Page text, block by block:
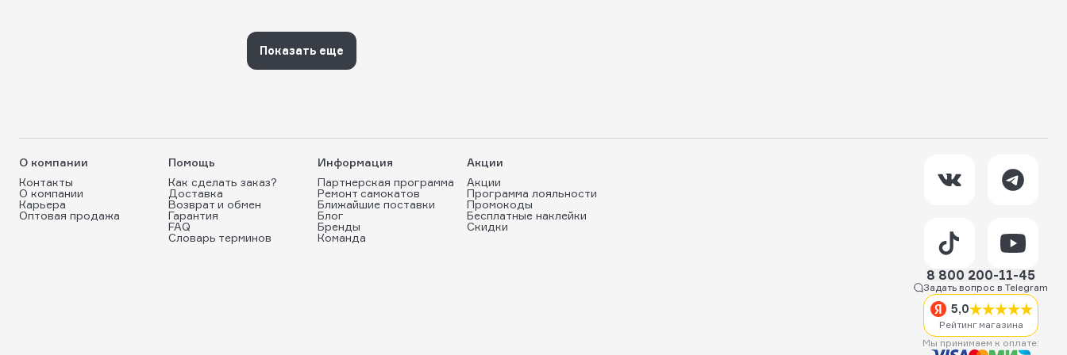
Показать еще
О компании
Контакты
О компании
Карьера
Оптовая продажа
Помощь
Как сделать заказ?
Доставка
Возврат и обмен
Гарантия
FAQ
Словарь терминов
Информация
Партнерская программа
Ремонт самокатов
Ближайшие поставки
Блог
Бренды
Команда
Акции
Акции
Программа лояльности
Промокоды
Бесплатные наклейки
Скидки
8 800 200-11-45
Задать вопрос в Telegram
5,0
Рейтинг магазина
Мы принимаем к оплате: